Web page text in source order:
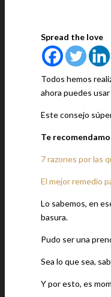
Spread the love
Todos hemos
ahora puedes
Este consejo
Te
7 razones por las
El mejor remedio
Lo sabemos, en
basura.
Pudo ser una
Sea lo que sea,
Y por esto, es